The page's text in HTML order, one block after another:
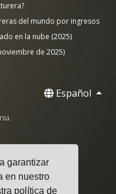
garantizar
en nuestro
política de
del mundo por ingresos
en la nube (2025)
de 2025)
Español